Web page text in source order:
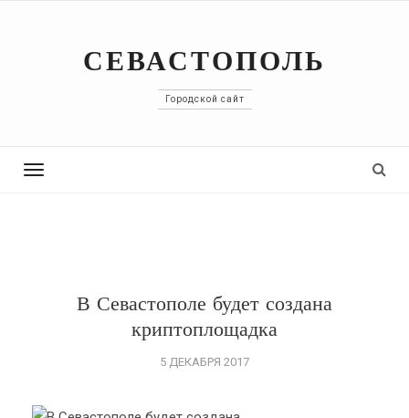
СЕВАСТОПОЛЬ
Городской сайт
Toggle
В Севастополе будет создана
криптоплощадка
5 ДЕКАБРЯ 2017